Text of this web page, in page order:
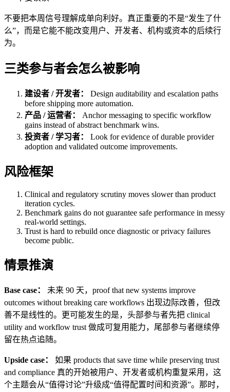
不要把本周信号理解成单向利好。真正重要的不是“发生了什
么”，而是它能不能改变用户、开发者、机构或资本的后续行
为。
三类参与者会怎么被影响
建设者 / 开发者：
Design auditability and escalation paths
before shipping more automation.
产品 / 运营者：
Anchor messaging to specific workflow
gains instead of abstract benchmark wins.
投资者 / 学习者：
Look for evidence of durable provider
adoption and validated outcome improvements.
风险框架
Clinical and regulatory scrutiny moves slower than product
iteration cycles.
Benchmark gains do not guarantee safe performance in messy
real-world settings.
Trust is hard to rebuild once diagnostic or privacy failures
become public.
情景推演
Base case：
未来 90 天，proof that new systems improve
outcomes without breaking care workflows 出现边际改善，但改
善不是线性的。更可能发生的是，头部参与者先把 clinical
utility and workflow trust 做成可复用能力，尾部参与者继续停
留在热点追随。
Upside case：
如果 products that save time while preserving trust
and compliance 真的开始被用户、开发者或机构重复采用，这
个主题会从“值得讨论”升级成“值得配置时间和资源”。那时，